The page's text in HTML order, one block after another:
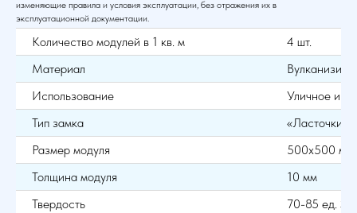
изменяющие правила и условия эксплуатации, без отражения их в
эксплуатационной документации.
Количество модулей в 1 кв. м
4 шт.
Материал
Использование
Уличное и в
Тип замка
«Ласточкин
Размер модуля
500х500 мм
Толщина модуля
10 мм
Твердость
70-85 ед.